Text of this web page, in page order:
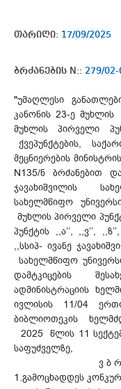
თარიღი: 17/09/2025
ბრძანების N:: 279/02-
"უმაღლესი
კანონის 23-ე
მუხლის პირველი
ქვეპუნქტების,
მეცნიერების
N135/ნ ბრძანებით
ჯავახიშვილის
სახელმწიფო
მუხლის პირველი
პუნქტის ,,ა’’, ,,ვ’’,
,,სსიპ- ივანე
სახელმწიფო
დამტკიცების
ადმინისტრაციის
ივლისის 11/04
ბიბლიოთეკის
2025 წლის 11
საფუძველზე,
ვ ბ
1.გამოცხადდეს